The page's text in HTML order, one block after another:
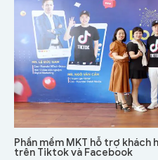
Phần mềm MKT hỗ trợ
trên Tiktok và Facebook